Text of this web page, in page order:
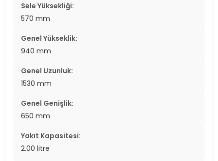
Sele Yüksekliği:
570 mm
Genel Yükseklik:
940 mm
Genel Uzunluk:
1530 mm
Genel Genişlik:
650 mm
Yakıt Kapasitesi:
2.00 litre